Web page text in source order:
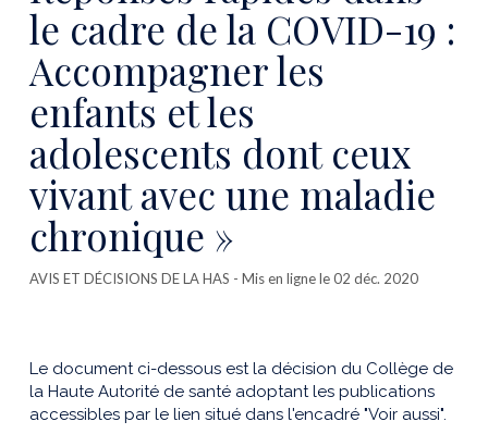
le cadre de la COVID-19 :
Accompagner les
enfants et les
adolescents dont ceux
vivant avec une maladie
chronique »
AVIS ET DÉCISIONS DE LA HAS - Mis en ligne le 02 déc. 2020
Le document ci-dessous est la décision du Collège de
la Haute Autorité de santé adoptant les publications
accessibles par le lien situé dans l'encadré "Voir aussi".